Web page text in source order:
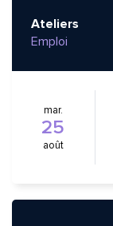
Ateliers
Emploi
mar.
25
août